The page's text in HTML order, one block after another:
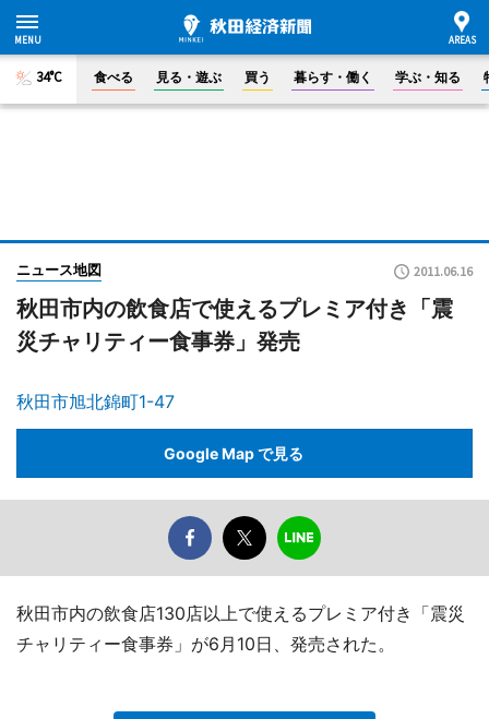
34°C 食べる 見る・遊ぶ 買う 暮らす・働く 学ぶ・知る
ニュース地図 2011.06.16
秋田市内の飲食店で使えるプレミア付き「震
災チャリティー食事券」発売
秋田市旭北錦町1-47
Google Map で見る
秋田市内の飲食店130店以上で使えるプレミア付き「震災
チャリティー食事券」が6月10日、発売された。